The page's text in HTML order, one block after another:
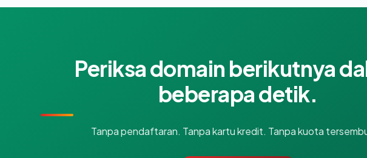
Periksa domain berikutnya
beberapa detik.
Tanpa pendaftaran. Tanpa kartu kredit. Tanpa kuota